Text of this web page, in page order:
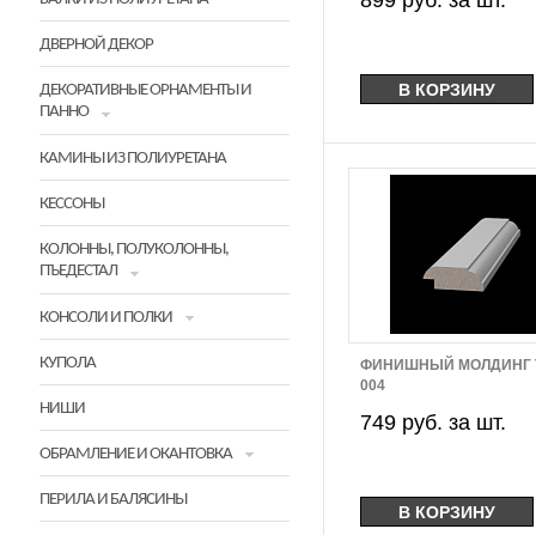
ДВЕРНОЙ ДЕКОР
ДЕКОРАТИВНЫЕ ОРНАМЕНТЫ И
ПАННО
КАМИНЫ ИЗ ПОЛИУРЕТАНА
КЕССОНЫ
КОЛОННЫ, ПОЛУКОЛОННЫ,
ПЪЕДЕСТАЛ
КОНСОЛИ И ПОЛКИ
КУПОЛА
НИШИ
ОБРАМЛЕНИЕ И ОКАНТОВКА
ПЕРИЛА И БАЛЯСИНЫ
ФИНИШНЫЙ МОЛДИНГ
004
749 руб. за шт.